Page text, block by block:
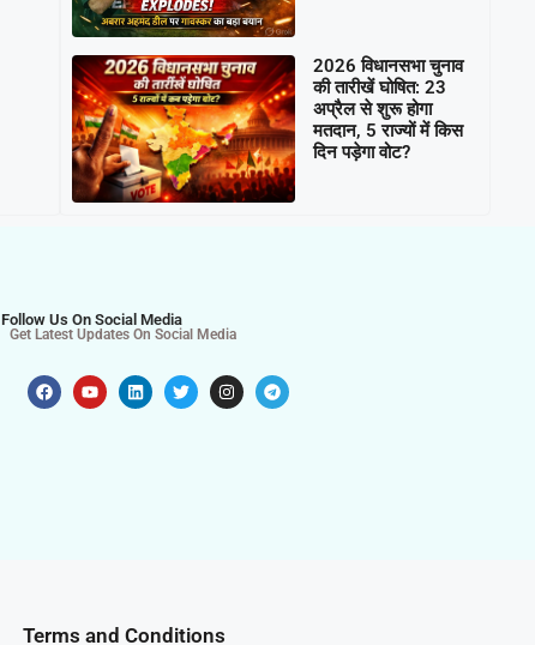
2026 विधानसभा चुनाव
की तारीखें घोषित: 23
अप्रैल से शुरू होगा
मतदान, 5 राज्यों में किस
दिन पड़ेगा वोट?
Follow Us On Social Media
Get Latest Updates On Social Media
Terms and Conditions